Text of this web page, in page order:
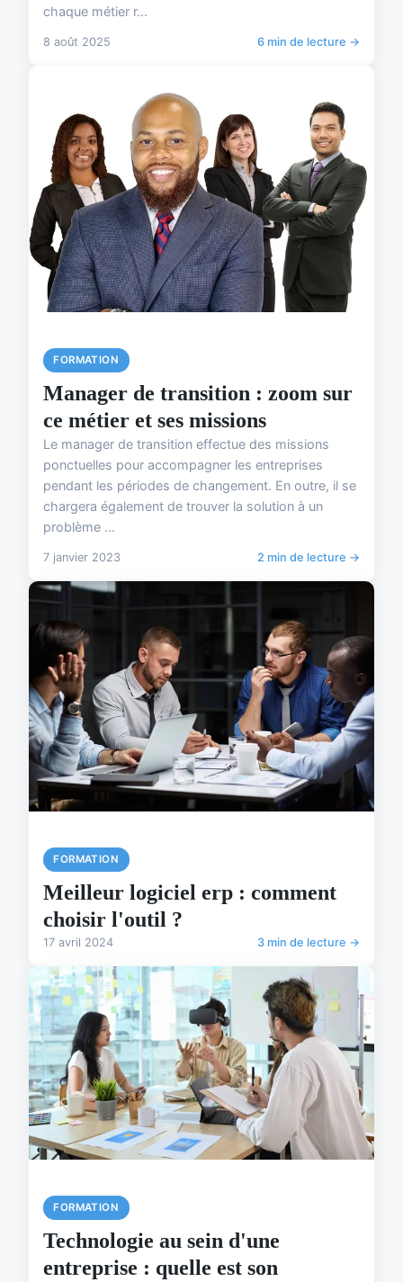
chaque métier r...
8 août 2025 6 min de lecture →
FORMATION
Manager de transition : zoom sur
ce métier et ses missions
Le manager de transition effectue des missions
ponctuelles pour accompagner les entreprises
pendant les périodes de changement. En outre, il se
chargera également de trouver la solution à un
problème ...
7 janvier 2023 2 min de lecture →
FORMATION
Meilleur logiciel erp : comment
choisir l'outil ?
17 avril 2024 3 min de lecture →
FORMATION
Technologie au sein d'une
entreprise : quelle est son